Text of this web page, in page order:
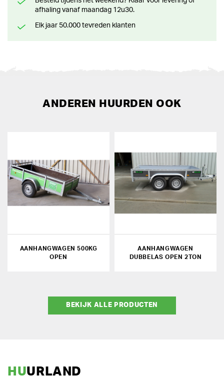
afhaling vanaf maandag 12u30.
Elk jaar 50.000 tevreden klanten
ANDEREN HUURDEN OOK
AANHANGWAGEN 500KG
OPEN
AANHANGWAGEN
DUBBELAS OPEN 2TON
BEKIJK ALLE PRODUCTEN
HUURLAND